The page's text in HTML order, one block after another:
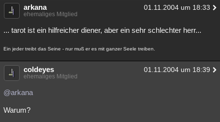
arkana 01.11.2004 um 18:33
ehemaliges Mitglied
... tarot ist ein hilfreicher diener, aber ein sehr schlechter herr...
Ein jeder treibt das Seine - nur muß er es mit ganzer Seele treiben.
coldeyes 01.11.2004 um 18:39
ehemaliges Mitglied
@arkana
Warum?